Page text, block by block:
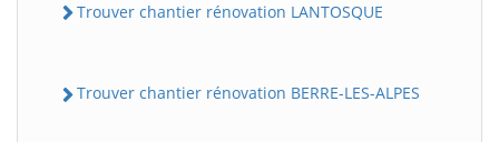
Trouver chantier rénovation LANTOSQUE
Trouver chantier rénovation BERRE-LES-ALPES